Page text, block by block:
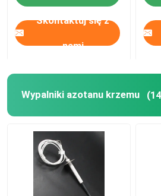
Rezystor wysokiego napięcia
Skontaktuj się z
nami
Wypalniki azotanu krzemu